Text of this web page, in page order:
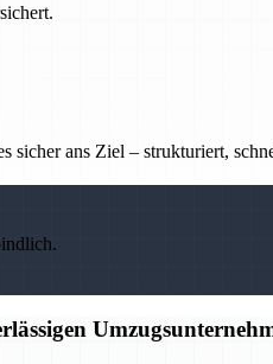
sicher ans Ziel – strukturiert,